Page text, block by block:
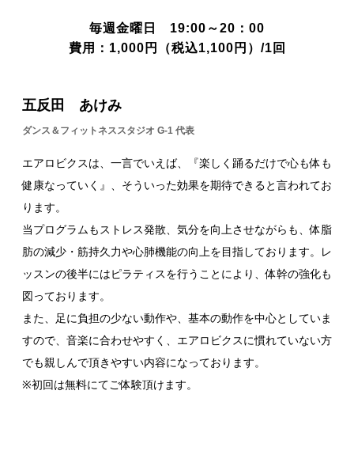
毎週金曜日 19:00～20：00
費用：1,000円（税込1,100円）/1回
五反田 あけみ
ダンス＆フィットネススタジオ G-1 代表
エアロビクスは、一言でいえば、『楽しく踊るだけで心も体も
健康なっていく』、そういった効果を期待できると言われてお
ります。
当プログラムもストレス発散、気分を向上させながらも、体脂
肪の減少・筋持久力や心肺機能の向上を目指しております。レ
ッスンの後半にはピラティスを行うことにより、体幹の強化も
図っております。
また、足に負担の少ない動作や、基本の動作を中心としていま
すので、音楽に合わせやすく、エアロビクスに慣れていない方
でも親しんで頂きやすい内容になっております。
※初回は無料にてご体験頂けます。